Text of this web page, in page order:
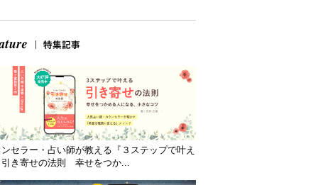
セラー・占い師が教える『３ステップで叶え
き寄せの法則 幸せをつか...